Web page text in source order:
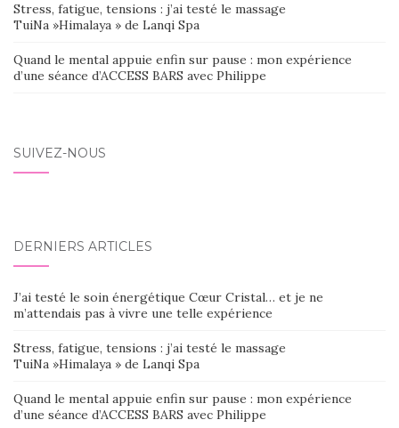
Stress, fatigue, tensions : j’ai testé le massage
TuiNa »Himalaya » de Lanqi Spa
Quand le mental appuie enfin sur pause : mon expérience
d’une séance d’ACCESS BARS avec Philippe
SUIVEZ-NOUS
DERNIERS ARTICLES
J’ai testé le soin énergétique Cœur Cristal… et je ne
m’attendais pas à vivre une telle expérience
Stress, fatigue, tensions : j’ai testé le massage
TuiNa »Himalaya » de Lanqi Spa
Quand le mental appuie enfin sur pause : mon expérience
d’une séance d’ACCESS BARS avec Philippe